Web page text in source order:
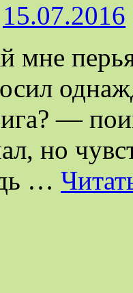
15.07.2016
мне
—
но
…